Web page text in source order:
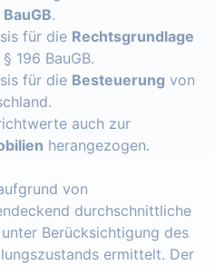
.
für die Rechtsgrundlage
196 BauGB.
für die Besteuerung von
auch zur
herangezogen.
von
durchschnittliche
Berücksichtigung des
ermittelt. Der